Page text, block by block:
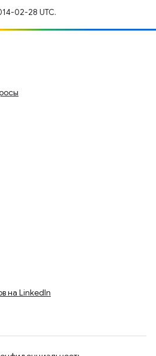
02-28 UTC.
на LinkedIn